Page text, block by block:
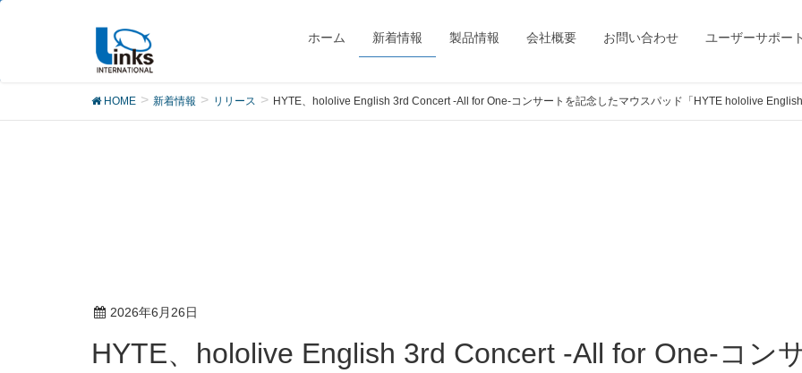
ホーム 新着情報 製品情報 会社概要 お問い合わせ ユーザーサポー
リリース
HOME 新着情報 リリース HYTE、hololive English 3rd Concert -All for One-コンサートを記念したマウスパッド「HYTE hololive
2026年6月26日
HYTE、hololive English 3rd Concert -All for One-コンサートを記念したマウス